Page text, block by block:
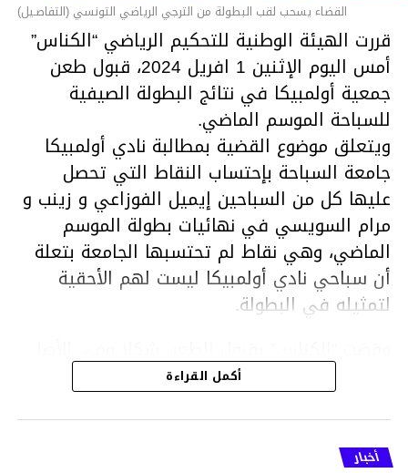
القضاء يسحب لقب البطولة من الترجي الرياضي التونسي (التفاصـيل)
قررت الهيئة الوطنية للتحكيم الرياضي “الكناس”
أمس اليوم الإثنين 1 افريل 2024، قبول طعن
جمعية أولمبيكا في نتائج البطولة الصيفية
للسباحة الموسم الماضي.
ويتعلق موضوع القضية بمطالبة نادي أولمبيكا
جامعة السباحة بإحتساب النقاط التي تحصل
عليها كل من السباحين إيميل الفوزاعي و زينب و
مرام السويسي في نهائيات بطولة الموسم
الماضي، وهي نقاط لم تحتسبها الجامعة بتعلة
أن سباحي نادي أولمبيكا ليست لهم الأحقية
لتمثيله في البطولة.
ونقض القرار الصادر عن المكتب الجامعي وإعادة
إحتساب النقاط المسجلة من قبل السباحين إيميل
الفوزاعي ومرام وزينب السويسي في نطاق
أكمل القراءة
أخبار